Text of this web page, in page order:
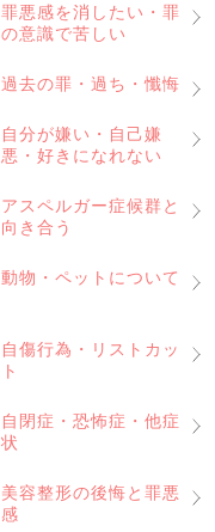
罪悪感を消したい・罪
の意識で苦しい
過去の罪・過ち・懺悔
自分が嫌い・自己嫌
悪・好きになれない
アスペルガー症候群と
向き合う
動物・ペットについて
自傷行為・リストカッ
ト
自閉症・恐怖症・他症
状
美容整形の後悔と罪悪
感